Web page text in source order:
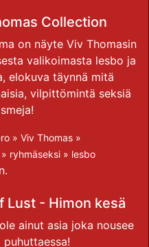
Collection
on näyte Viv Thomasin
valikoimasta lesbo ja
elokuva täynnä mitä
vilpittömintä seksiä
» Viv Thomas »
» ryhmäseksi » lesbo
Lust - Himon kesä
ainut asia joka nousee